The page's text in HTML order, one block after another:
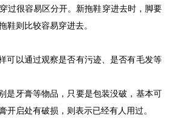
过很容易区分开。新拖鞋穿进去时，脚要
鞋则比较容易穿进去。
可以通过观察是否有污迹、是否有毛发等
是牙膏等物品，只要是包装没破，基本可
开启处有破损，则表示已经有人用过。